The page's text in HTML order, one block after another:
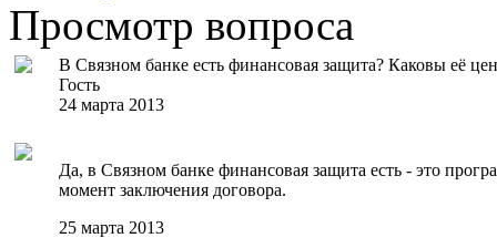
Просмотр вопроса
В Связном банке есть финансовая защита? Каковы её
Гость
24 марта 2013
Да, в Связном банке финансовая защита есть - это
момент заключения договора.
25 марта 2013